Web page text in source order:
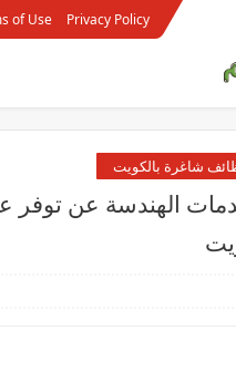
Privacy Policy
of Use
شاغرة بالكويت
الهندسة عن